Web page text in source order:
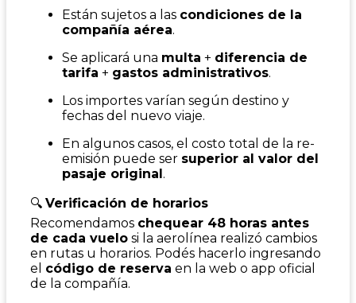
Están sujetos a las condiciones de la
compañía aérea.
Se aplicará una multa + diferencia de
tarifa + gastos administrativos.
Los importes varían según destino y
fechas del nuevo viaje.
En algunos casos, el costo total de la re-
emisión puede ser superior al valor del
pasaje original .
🔍 Verificación de horarios
Recomendamos chequear 48 horas antes
de cada vuelo si la aerolínea realizó cambios
en rutas u horarios. Podés hacerlo ingresando
el código de reserva en la web o app oficial
de la compañía.